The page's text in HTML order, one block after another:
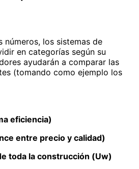
números, los sistemas de
en categorías según su
ayudarán a comparar las
(tomando como ejemplo los
eficiencia)
entre precio y calidad)
toda la construcción (Uw)